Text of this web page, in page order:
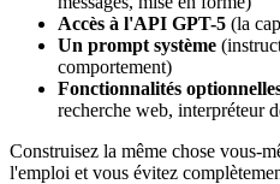
Accès à l'API GPT-5 (la
Un prompt système
comportement)
Fonctionnalités
recherche web, interpréteur
Construisez la même chose vous-
l'emploi et vous évitez